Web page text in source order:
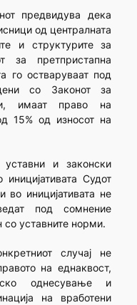
предвидува дека
од централната
и структурите за
за претпристапна
го остваруваат под
со Законот за
имаат право на
15% од износот на
и законски
Судот
иницијативата не
под сомнение
со уставните норми.
случај не
на еднаквост,
однесување и
на вработени